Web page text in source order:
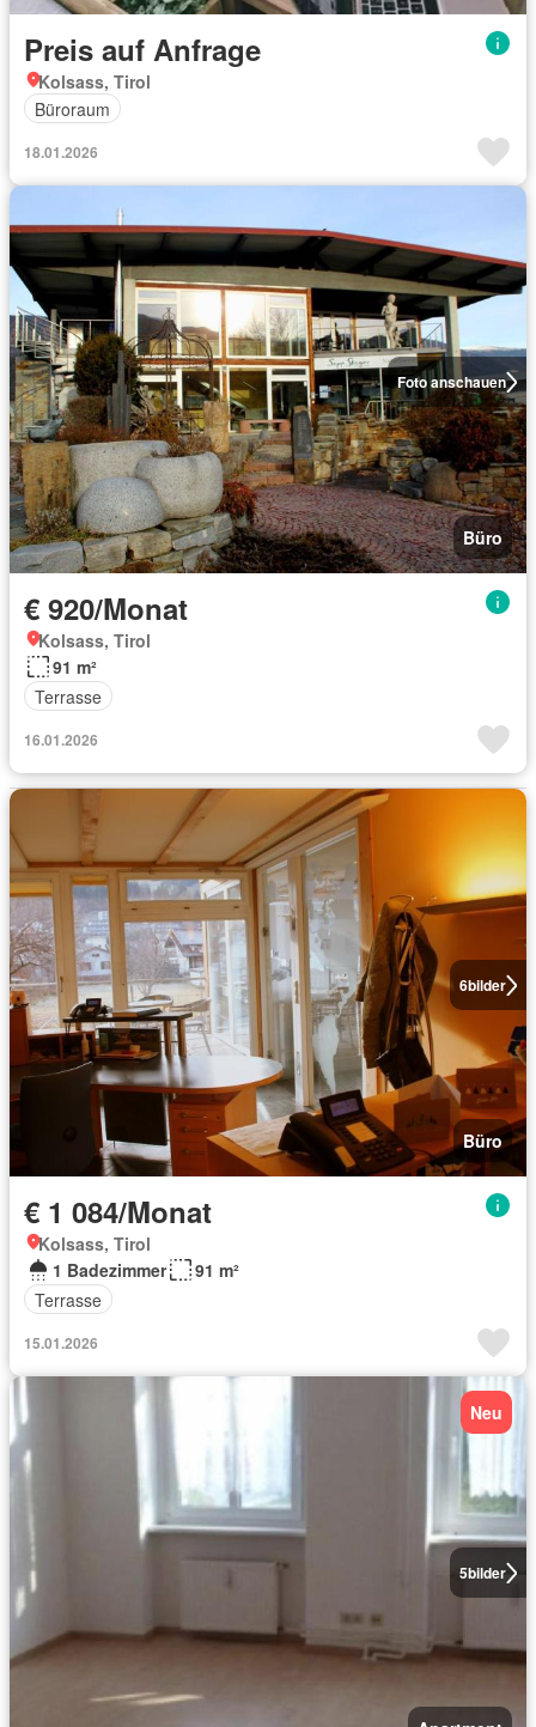
Preis auf Anfrage
Kolsass, Tirol
Büroraum
18.01.2026
Foto anschauen
Büro
€ 920/Monat
Kolsass, Tirol
91 m²
Terrasse
16.01.2026
6bilder
Büro
€ 1 084/Monat
Kolsass, Tirol
1 Badezimmer
91 m²
Terrasse
15.01.2026
5bilder
Neu